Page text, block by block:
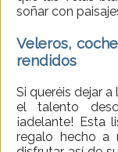
soñar con
Veleros,
rendidos
Si queréis dejar
el talento
¡adelante! Esta
regalo hecho a